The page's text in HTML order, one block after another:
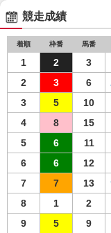
競走成績
着順 枠番 馬番
1 2 3
2
3 6
3
5 10
4
8 15
5
6 11
6
6 12
7
7 13
8
1 2
9
5 9